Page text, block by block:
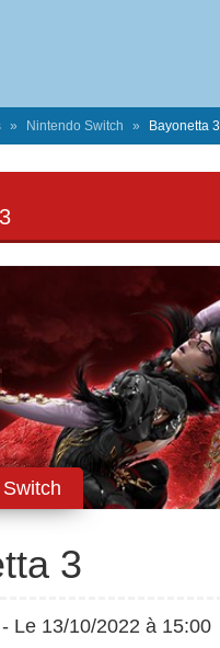
Nintendo Switch Bayonetta 3
3
- Le 13/10/2022 à 15:00